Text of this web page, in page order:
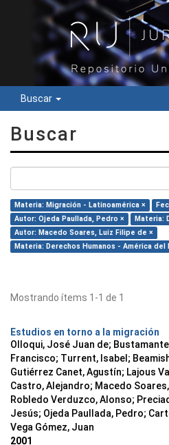
Buscar
Buscar
Materia: Migración - Latinoamérica ×
Autor: Ojeda Paullada, Pedro ×
Materia:
Autor: Macedo Soares, Luiz Filipe de ×
Materia: Derechos Humanos - América del
Mostrando ítems 1-1 de 1
Estudios en torno a la migración
Olloqui, José Juan de;
Francisco; Turrent, Isabel;
Gutiérrez Canet, Agustín; Lajous
Castro, Alejandro; Macedo
Robledo Verduzco, Alonso;
Jesús; Ojeda Paullada, Pedro;
Vega Gómez, Juan
2001